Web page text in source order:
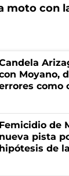
moto con
Moyano,
como
Femicidio de
nueva pista
hipótesis de